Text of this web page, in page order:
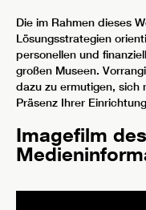
Die im Rahmen dieses
Lösungsstrategien
personellen und
großen Museen.
dazu zu ermutigen, sich
Präsenz Ihrer
Imagefilm